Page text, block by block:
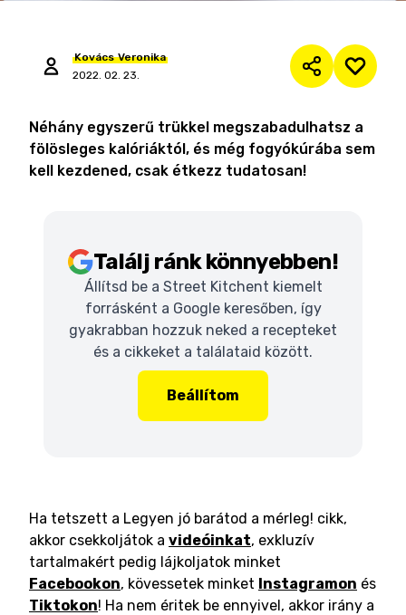
Kovács Veronika
2022. 02. 23.
Néhány egyszerű trükkel megszabadulhatsz a
fölösleges kalóriáktól, és még fogyókúrába sem
kell kezdened, csak étkezz tudatosan!
Találj ránk könnyebben!
Állítsd be a Street Kitchent kiemelt
forrásként a Google keresőben, így
gyakrabban hozzuk neked a recepteket
és a cikkeket a találataid között.
Beállítom
Ha tetszett a Legyen jó barátod a mérleg! cikk,
akkor csekkoljátok a videóinkat, exkluzív
tartalmakért pedig lájkoljatok minket
Facebookon, kövessetek minket Instagramon és
Tiktokon! Ha nem éritek be ennyivel, akkor irány a